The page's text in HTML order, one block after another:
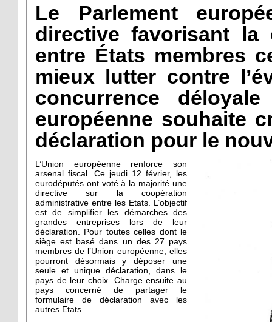
Le Parlement
directive favorisant la
entre États membres
mieux lutter contre
concurrence
européenne souhaite
déclaration pour le
L’Union européenne renforce son
arsenal fiscal. Ce jeudi 12 février, les
eurodéputés ont voté à la majorité une
directive sur la coopération
administrative entre les Etats. L’objectif
est de simplifier les démarches des
grandes entreprises lors de leur
déclaration. Pour toutes celles dont le
siège est basé dans un des 27 pays
membres de l’Union européenne, elles
pourront désormais y déposer une
seule et unique déclaration, dans le
pays de leur choix. Charge ensuite au
pays concerné de partager le
formulaire de déclaration avec les
autres Etats.